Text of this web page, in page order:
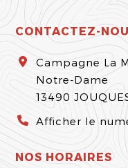
CONTACTEZ-
Campagne La
Notre-Dame
13490
Afficher le
NOS HORAIRES